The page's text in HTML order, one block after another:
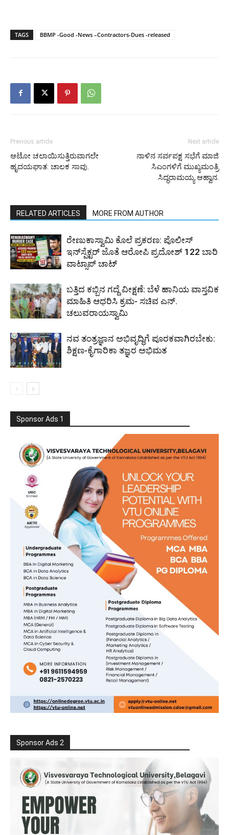
TAGS BBMP -Good -News –Contractors-Dues -released
Previous article
ಆಟೋ ಚಲಾಯಿಸುತ್ತಿರುವಾಗಲೇ
ಹೃದಯಘಾತ: ಚಾಲಕ ಸಾವು.
Next article
ನಾಳಿನ ಸರ್ವಪಕ್ಷ ಸಭೆಗೆ ಮಾಜಿ
ಸಿಎಂಗಳಿಗೆ ಮುಖ್ಯಮಂತ್ರಿ
ಸಿದ್ಧರಾಮಯ್ಯ ಆಹ್ವಾನ.
RELATED ARTICLES MORE FROM AUTHOR
ರೇಣುಕಾಸ್ವಾಮಿ ಕೊಲೆ ಪ್ರಕರಣ: ಪೊಲೀಸ್
ಇನ್‌ಸ್ಪೆಕ್ಟರ್‌ ಜೊತೆ ಆರೋಪಿ ಪ್ರದೋಶ್‌ 122 ಬಾರಿ
ವಾಟ್ಸಾಪ್ ಚಾಟ್
ಬತ್ತಿದ ಕಬ್ಬಿನ ಗದ್ದೆ ವೀಕ್ಷಣೆ: ಬೆಳೆ ಹಾನಿಯ ವಾಸ್ತವಿಕ
ಮಾಹಿತಿ ಆಧರಿಸಿ ಕ್ರಮ- ಸಚಿವ ಎನ್.
ಚಲುವರಾಯಸ್ವಾಮಿ
ನವ ತಂತ್ರಜ್ಞಾನ ಅಭಿವೃದ್ಧಿಗೆ ಪೂರಕವಾಗಿರಬೇಕು:
ಶಿಕ್ಷಣ-ಕೈಗಾರಿಕಾ ತಜ್ಞರ ಅಭಿಮತ
Sponsor Ads 1
Sponsor Ads 2